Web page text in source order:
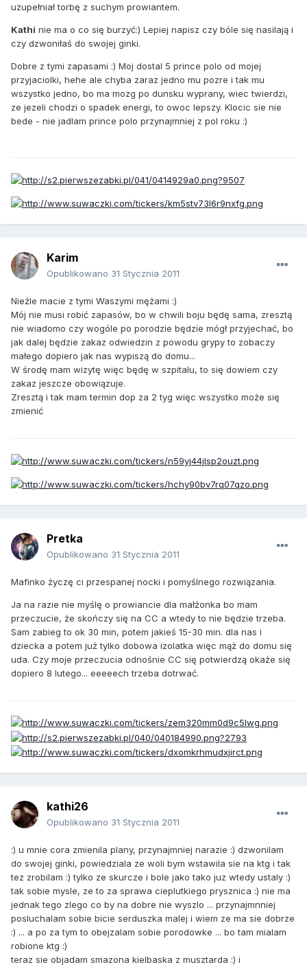
uzupełniał torbę z suchym prowiantem.
Kathi nie ma o co się burzyć:) Lepiej napisz czy bóle się nasilają i
czy dzwoniłaś do swojej ginki.
Dobre z tymi zapasami :) Moj dostal 5 prince polo od mojej
przyjaciolki, hehe ale chyba zaraz jedno mu pozre i tak mu
wszystko jedno, bo ma mozg po dunsku wyprany, wiec twierdzi,
ze jezeli chodzi o spadek energi, to owoc lepszy. Klocic sie nie
bede - nie jadlam prince polo przynajmniej z pol roku :)
Karim
Opublikowano 31 Stycznia 2011
Nieźle macie z tymi Waszymi mężami :)
Mój nie musi robić zapasów, bo w chwili boju będę sama, zresztą
nie wiadomo czy wogóle po porodzie będzie mógł przyjechać, bo
jak dalej będzie zakaz odwiedzin z powodu grypy to zobaczy
małego dopiero jak nas wypiszą do domu...
W środę mam wizytę więc będę w szpitalu, to się dowiem czy
zakaz jeszcze obowiązuje.
Zresztą i tak mam termin dop za 2 tyg więc wszystko może się
zmienić
Pretka
Opublikowano 31 Stycznia 2011
Mafinko życzę ci przespanej nocki i pomyślnego rozwiązania.
Ja na razie nie myślę o prowiancie dla małżonka bo mam
przeczucie, że skończy się na CC a wtedy to nie będzie trzeba.
Sam zabieg to ok 30 min, potem jakieś 15-30 min. dla nas i
dziecka a potem już tylko dobowa izolatka więc mąż do domu się
uda. Czy moje przeczucia odnośnie CC się potwierdzą okaże się
dopiero 8 lutego... eeeeech trzeba dotrwać.
kathi26
Opublikowano 31 Stycznia 2011
:) u mnie cora zmienila plany, przynajmniej narazie :) dzwonilam
do swojej ginki, powiedziala ze woli bym wstawila sie na ktg i tak
tez zrobilam :) tylko ze skurcze i bole jako tako juz wtedy ustaly :)
tak sobie mysle, ze to za sprawa cieplutkiego prysznica :) nie ma
jednak tego zlego co by na dobre nie wyszlo ... przynajmnniej
posluchalam sobie bicie serduszka malej i wiem ze ma sie dobrze
:) ... a po za tym to obejzalam sobie porodowke ... bo tam mialam
robione ktg :)
teraz sie objadam smazona kielbaska z musztarda :) i